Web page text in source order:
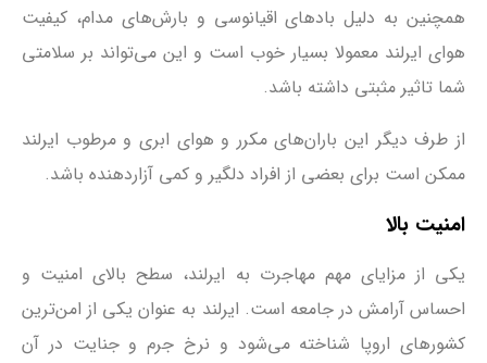
همچنین به دلیل بادهای اقیانوسی و بارش‌های مدام، کیفیت
هوای ایرلند معمولا بسیار خوب است و این می‌تواند بر سلامتی
شما تاثیر مثبتی داشته باشد.
از طرف دیگر این باران‌های مکرر و هوای ابری و مرطوب ایرلند
ممکن است برای بعضی از افراد دلگیر و کمی آزاردهنده باشد.
امنیت بالا
یکی از مزایای مهم مهاجرت به ایرلند، سطح بالای امنیت و
احساس آرامش در جامعه است. ایرلند به عنوان یکی از امن‌ترین
کشورهای اروپا شناخته می‌شود و نرخ جرم و جنایت در آن